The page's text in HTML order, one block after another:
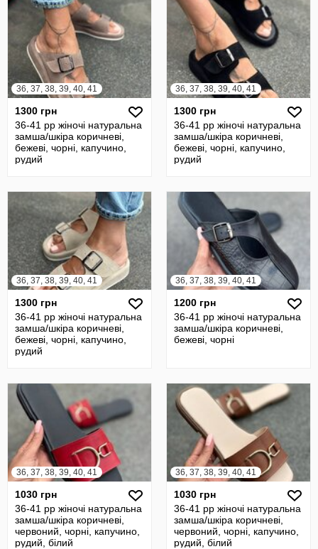
36, 37, 38, 39, 40, 41
1300 грн
36-41 рр жіночі натуральна
замша/шкіра коричневі,
бежеві, чорні, капучино,
рудий
36, 37, 38, 39, 40, 41
1300 грн
36-41 рр жіночі натуральна
замша/шкіра коричневі,
бежеві, чорні, капучино,
рудий
36, 37, 38, 39, 40, 41
1300 грн
36-41 рр жіночі натуральна
замша/шкіра коричневі,
бежеві, чорні, капучино,
рудий
36, 37, 38, 39, 40, 41
1200 грн
36-41 рр жіночі натуральна
замша/шкіра коричневі,
бежеві, чорні
36, 37, 38, 39, 40, 41
1030 грн
36-41 рр жіночі натуральна
замша/шкіра коричневі,
червоний, чорні, капучино,
рудий, білий
36, 37, 38, 39, 40, 41
1030 грн
36-41 рр жіночі натуральна
замша/шкіра коричневі,
червоний, чорні, капучино,
рудий, білий